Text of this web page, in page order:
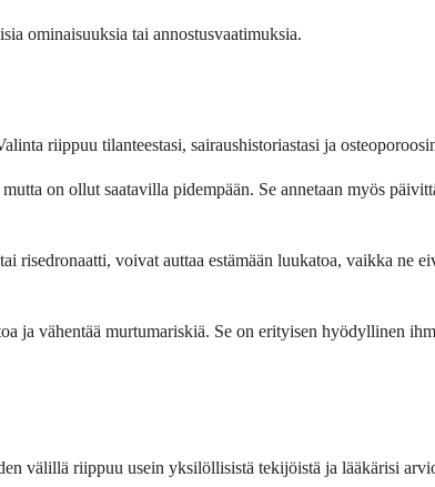
ominaisuuksia tai annostusvaatimuksia.
riippuu tilanteestasi, sairaushistoriastasi ja
on ollut saatavilla pidempään. Se annetaan myös
voivat auttaa estämään luukatoa, vaikka ne
ja vähentää murtumariskiä. Se on erityisen hyödyllinen
välillä riippuu usein yksilöllisistä tekijöistä ja lääkärisi